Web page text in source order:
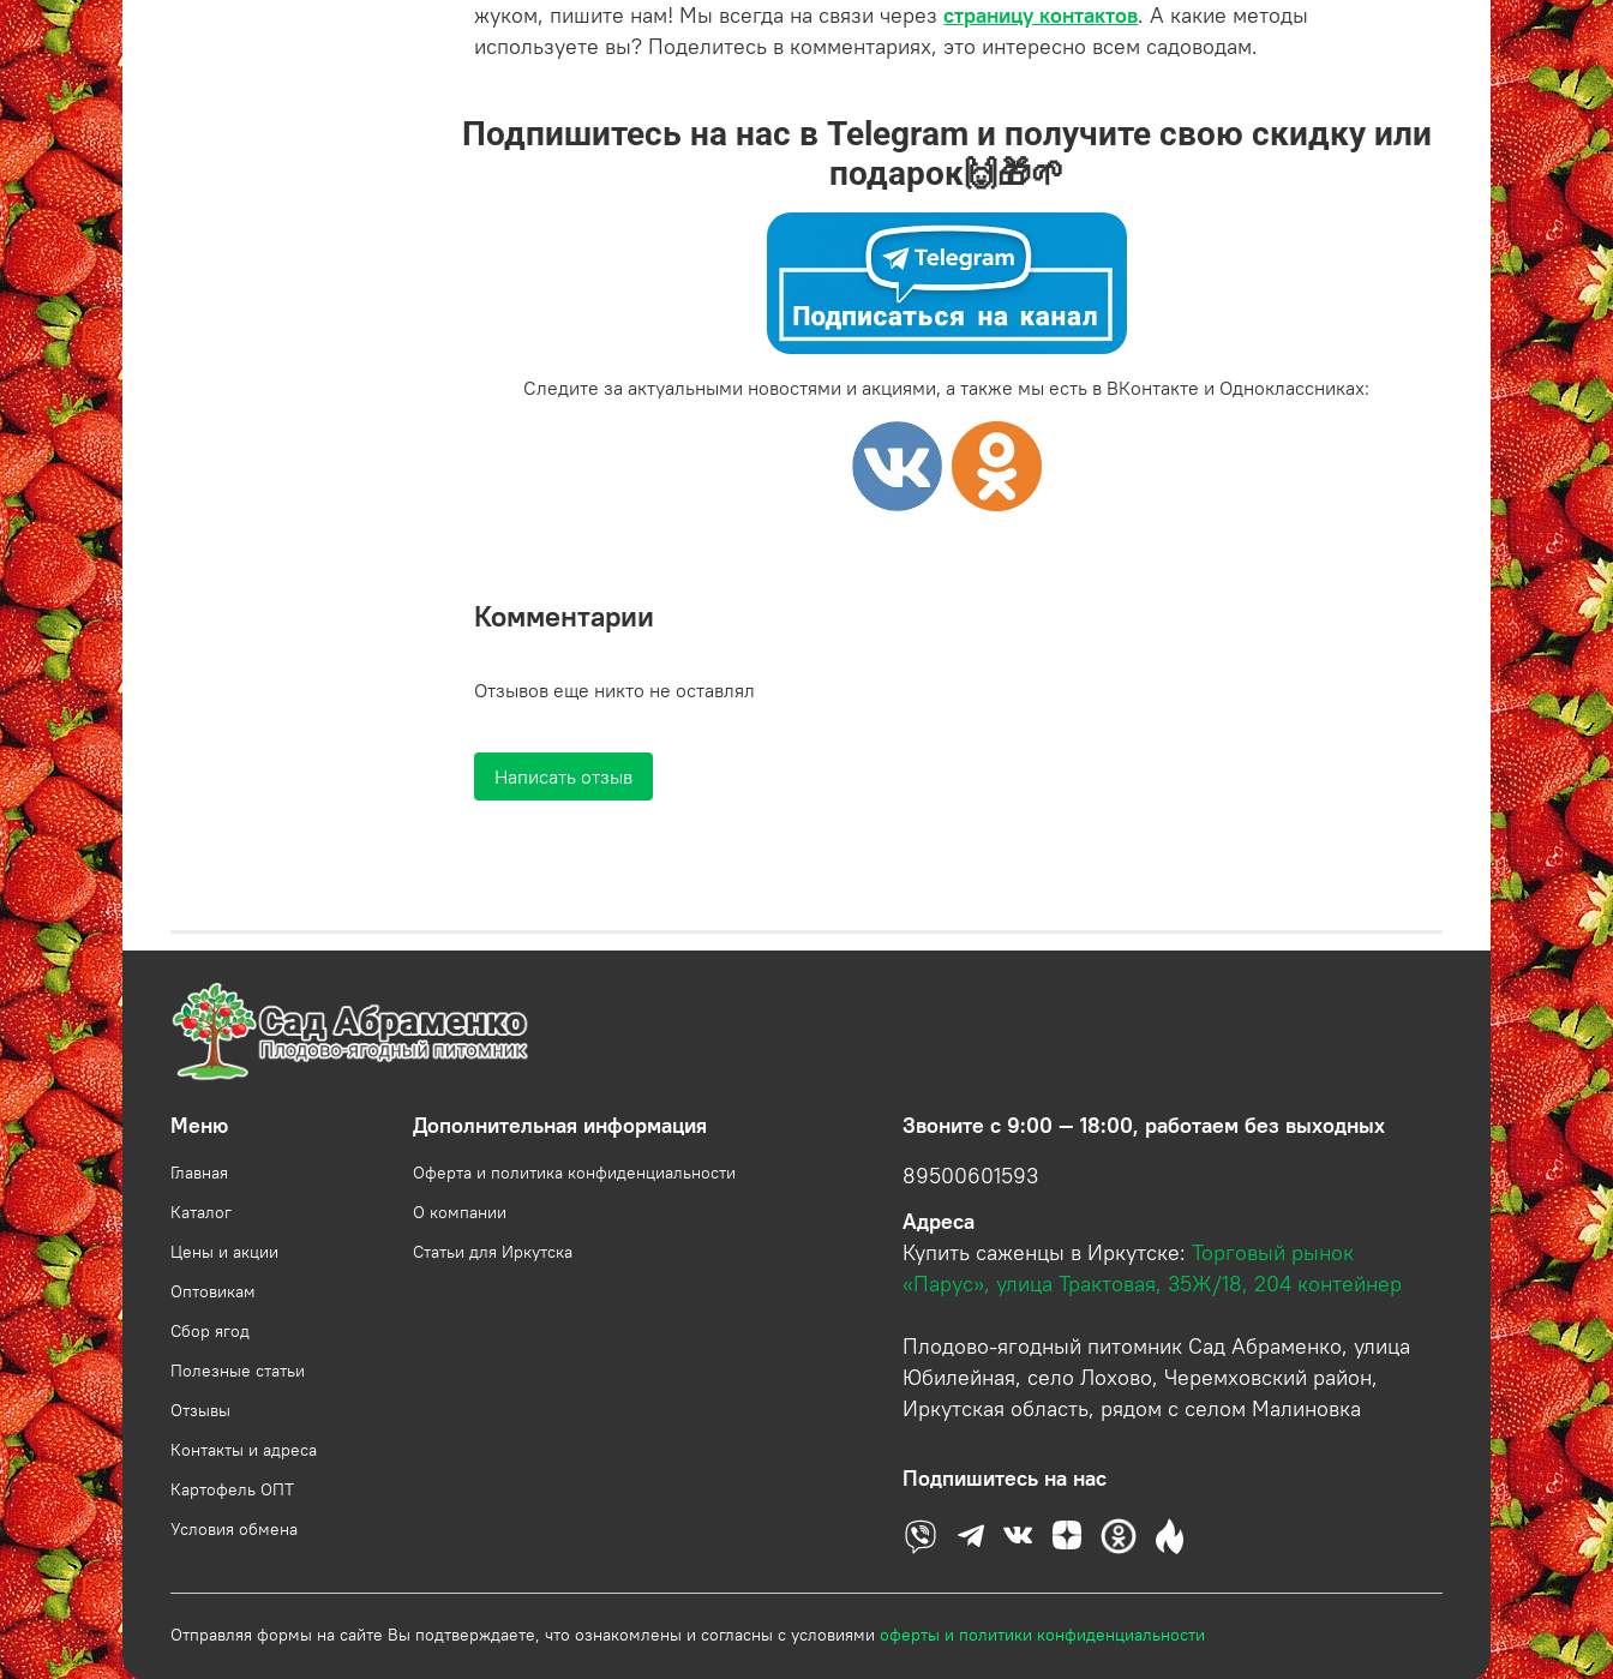
жуком, пишите нам! Мы всегда на связи черезстраницу контактов. А какие методы
используете вы? Поделитесь в комментариях, это интересно всем садоводам.
Подпишитесь на нас в Telegram и получите свою скидку или
подарок🙌🎁🌱
Следите за актуальными новостями и акциями, а также мы есть в ВКонтакте и Одноклассниках:
Комментарии
Отзывов еще никто не оставлял
Написать отзыв
Меню
Главная
Каталог
Цены и акции
Оптовикам
Сбор ягод
Полезные статьи
Отзывы
Контакты и адреса
Картофель ОПТ
Условия обмена
Дополнительная информация
Оферта и политика конфиденциальности
О компании
Статьи для Иркутска
Звоните с 9:00 — 18:00, работаем без выходных
89500601593
Адреса
Купить саженцы в Иркутске: Торговый рынок
«Парус», улица Трактовая, 35Ж/18, 204 контейнер
Плодово-ягодный питомник Сад Абраменко, улица
Юбилейная, село Лохово, Черемховский район,
Иркутская область, рядом с селом Малиновка
Подпишитесь на нас
Отправляя формы на сайте Вы подтверждаете, что ознакомлены и согласны с условиями оферты и политики конфиденциальности